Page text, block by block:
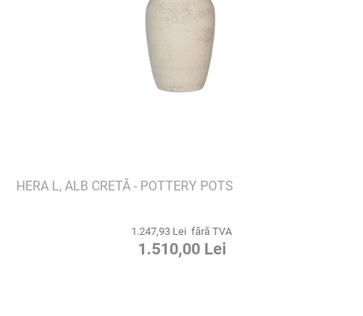
HERA L, ALB CRETĂ - POTTERY POTS
1.247,93 Lei fără TVA
1.510,00 Lei